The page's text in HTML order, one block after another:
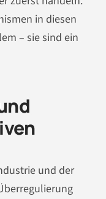
in diesen
– sie sind ein
und der